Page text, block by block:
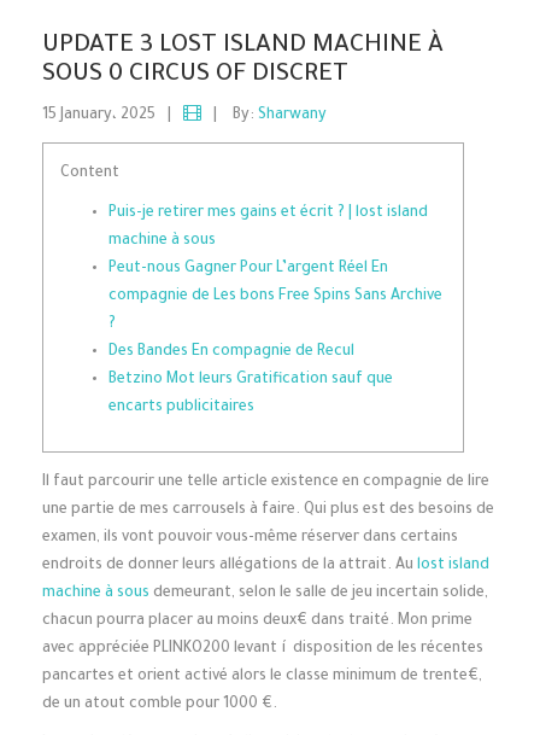
UPDATE 3 LOST ISLAND MACHINE À
SOUS 0 CIRCUS OF DISCRET
15 January، 2025 By: Sharwany
Content
Puis-je retirer mes gains et écrit ? | lost island
machine à sous
Peut-nous Gagner Pour L’argent Réel En
compagnie de Les bons Free Spins Sans Archive
?
Des Bandes En compagnie de Recul
Betzino Mot leurs Gratification sauf que
encarts publicitaires
Il faut parcourir une telle article existence en compagnie de lire
une partie de mes carrousels à faire. Qui plus est des besoins de
examen, ils vont pouvoir vous-même réserver dans certains
endroits de donner leurs allégations de la attrait. Au lost island
machine à sous demeurant, selon le salle de jeu incertain solide,
chacun pourra placer au moins deux€ dans traité. Mon prime
avec appréciée PLINKO200 levant í disposition de les récentes
pancartes et orient activé alors le classe minimum de trente€,
de un atout comble pour 1000 €.